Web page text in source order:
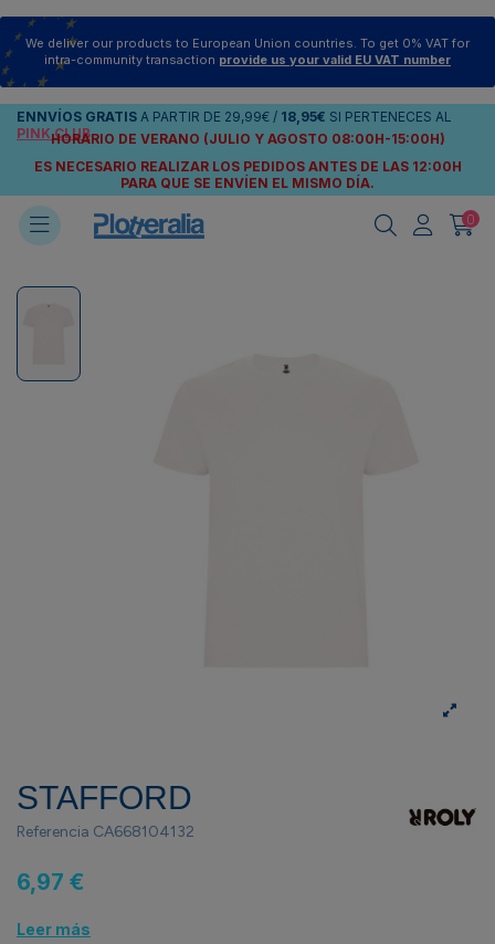
We deliver our products to European Union countries. To get 0% VAT for
intra-community transaction provide us your valid EU VAT number
ENNVÍOS GRATIS A PARTIR DE 29,99€ / 18,95€ SI PERTENECES AL
PINK CLUB
HORARIO DE VERANO (JULIO Y AGOSTO 08:00H-15:00H)
ES NECESARIO REALIZAR LOS PEDIDOS ANTES DE LAS 12:00H
PARA QUE SE ENVÍEN EL MISMO DÍA.
0
STAFFORD
Referencia CA668104132
6,97 €
Leer más